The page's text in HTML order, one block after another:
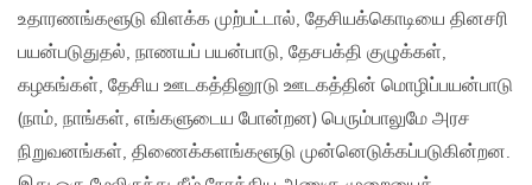
உதாரணங்களூடு விளக்க முற்பட்டால், தேசியக்கொடியை தினசரி
பயன்படுதுதல், நாணயப் பயன்பாடு, தேசபக்தி குழுக்கள்,
கழகங்கள், தேசிய ஊடகத்தினூடு ஊடகத்தின் மொழிப்பயன்பாடு
(நாம், நாங்கள், எங்களுடைய போன்றன) பெரும்பாலுமே அரச
நிறுவனங்கள், திணைக்களங்களூடு முன்னெடுக்கப்படுகின்றன.